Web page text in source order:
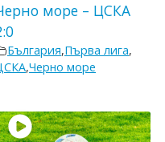
море – ЦСКА
България,Първа лига,
,Черно море